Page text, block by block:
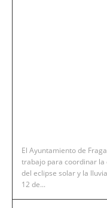
El Ayuntamiento de
trabajo para coordinar
del eclipse solar y la
12 de...